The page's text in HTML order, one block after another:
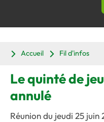
Accueil
Fil d'infos
Le quinté de
annulé
Réunion du jeudi 25 juin